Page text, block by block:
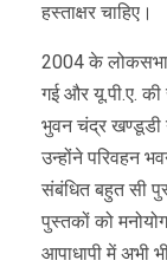
हस्ताक्षर चाहिए।
2004 के लोकसभा
गई और यू.पी.ए.
भुवन चंद्र
उन्होंने परिवहन
संबंधित बहुत सी
पुस्तकों को
आपाधापी में अभी